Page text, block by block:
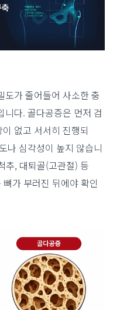
가 줄어들어 사소한 충
니다. 골다공증은 먼저 검
없고 서서히 진행되
나 심각성이 높지 않습니
추, 대퇴골(고관절) 등
가 부러진 뒤에야 확인